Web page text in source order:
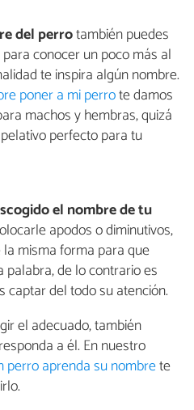
del perrotambién puedes
conocer un poco más al
te inspira algún nombre.
poner a mi perrote damos
machos y hembras, quizá
perfecto para tu
el nombre de tu
apodos o diminutivos,
misma forma para que
de lo contrario es
captar del todo su atención.
el adecuado, también
a él. En nuestro
perro aprenda su nombrete